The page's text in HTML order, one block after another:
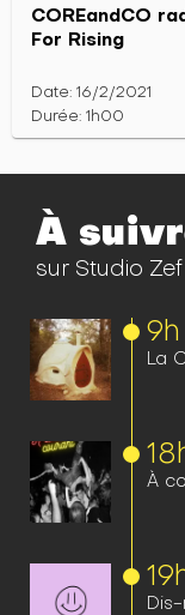
À
sur Studio Zef
9h
La
À
COREandCO
For Rising
Date: 16/2/2021
Durée: 1h00